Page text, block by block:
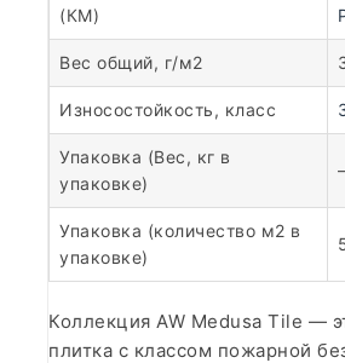
(КМ)
Вес общий, г/м2
Износостойкость, класс
Упаковка (Вес, кг в
упаковке)
Упаковка (количество м2 в
упаковке)
Коллекция AW Medusa Tile —
плитка с классом пожарной